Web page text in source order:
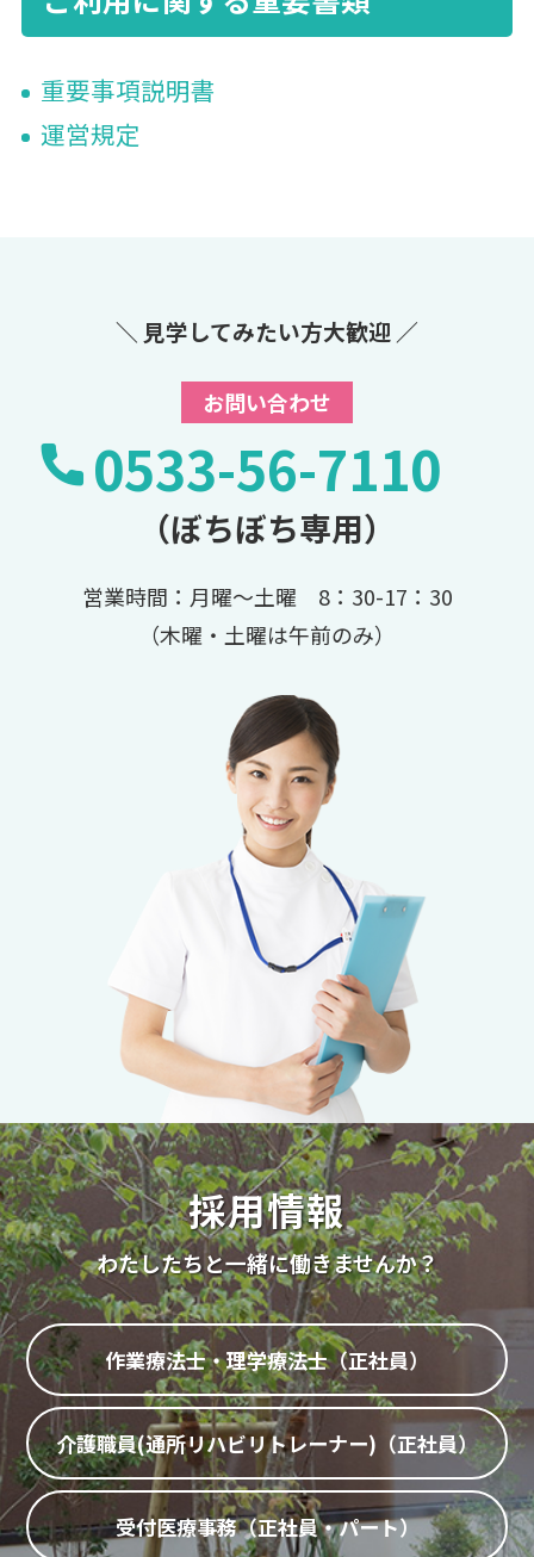
重要事項説明書
運営規定
＼ 見学してみたい方大歓迎 ／
お問い合わせ
0533-56-7110
（ぼちぼち専用）
営業時間：月曜～土曜 8：30-17：30
（木曜・土曜は午前のみ）
採用情報
わたしたちと一緒に働きませんか？
作業療法士・理学療法士（正社員）
介護職員(通所リハビリトレーナー)（正社員）
受付医療事務（正社員・パート）